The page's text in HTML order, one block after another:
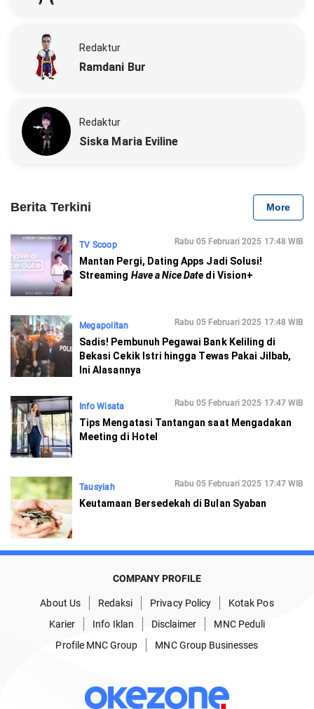
Redaktur
Ramdani Bur
Redaktur
Siska Maria Eviline
Berita Terkini More
TV Scoop Rabu 05 Februari 2025 17:48 WIB
Mantan Pergi, Dating Apps Jadi Solusi!
Streaming Have a Nice Date di Vision+
Megapolitan Rabu 05 Februari 2025 17:48 WIB
Sadis! Pembunuh Pegawai Bank Keliling di
Bekasi Cekik Istri hingga Tewas Pakai Jilbab,
Ini Alasannya
Info Wisata Rabu 05 Februari 2025 17:47 WIB
Tips Mengatasi Tantangan saat Mengadakan
Meeting di Hotel
Tausyiah Rabu 05 Februari 2025 17:47 WIB
Keutamaan Bersedekah di Bulan Syaban
COMPANY PROFILE
About Us Redaksi Privacy Policy
Kotak Pos
Karier
Info Iklan Disclaimer
MNC Peduli
Profile MNC Group
MNC Group Businesses